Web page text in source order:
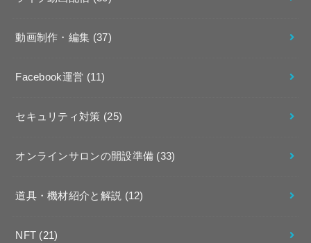
動画制作・編集 (37)
Facebook運営 (11)
セキュリティ対策 (25)
オンラインサロンの開設準備 (33)
道具・機材紹介と解説 (12)
NFT (21)